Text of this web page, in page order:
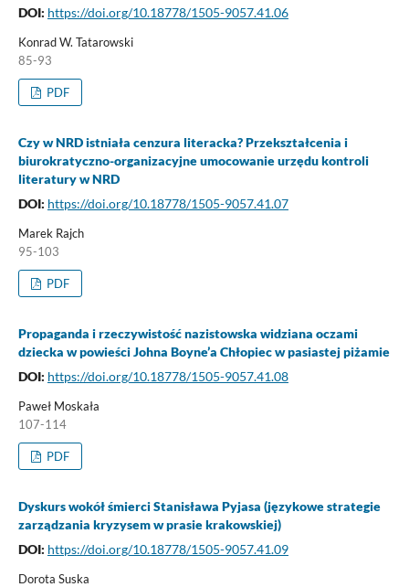
DOI: https://doi.org/10.18778/1505-9057.41.06
Konrad W. Tatarowski
85-93
PDF
Czy w NRD istniała cenzura literacka? Przekształcenia i
biurokratyczno-organizacyjne umocowanie urzędu kontroli
literatury w NRD
DOI: https://doi.org/10.18778/1505-9057.41.07
Marek Rajch
95-103
PDF
Propaganda i rzeczywistość nazistowska widziana oczami
dziecka w powieści Johna Boyne’a Chłopiec w pasiastej piżamie
DOI: https://doi.org/10.18778/1505-9057.41.08
Paweł Moskała
107-114
PDF
Dyskurs wokół śmierci Stanisława Pyjasa (językowe strategie
zarządzania kryzysem w prasie krakowskiej)
DOI: https://doi.org/10.18778/1505-9057.41.09
Dorota Suska